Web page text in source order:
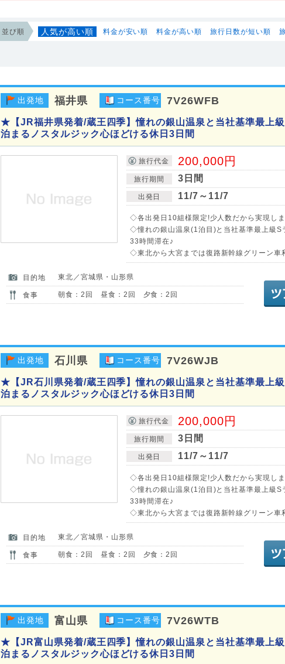
並び順 人気が高い順 料金が安い順 料金が高い順 旅行日数が短い順
出発地 福井県 コース番号 7V26WFB
★【JR福井県発着/蔵王四季】憧れの銀山温泉と当社基準最上
泊まるノスタルジック心ほどける休日3日間
旅行代金 200,000円
旅行期間 3日間
出発日 11/7～11/7
◇各出発日10組様限定!少人数だから実現し
◇憧れの銀山温泉(1泊目)と当社基準最上級S
33時間滞在♪
◇東北から大宮までは復路新幹線グリーン
目的地 東北／宮城県・山形県
食事 朝食：2回 昼食：2回 夕食：2回
出発地 石川県 コース番号 7V26WJB
★【JR石川県発着/蔵王四季】憧れの銀山温泉と当社基準最上
泊まるノスタルジック心ほどける休日3日間
旅行代金 200,000円
旅行期間 3日間
出発日 11/7～11/7
◇各出発日10組様限定!少人数だから実現し
◇憧れの銀山温泉(1泊目)と当社基準最上級S
33時間滞在♪
◇東北から大宮までは復路新幹線グリーン
目的地 東北／宮城県・山形県
食事 朝食：2回 昼食：2回 夕食：2回
出発地 富山県 コース番号 7V26WTB
★【JR富山県発着/蔵王四季】憧れの銀山温泉と当社基準最上
泊まるノスタルジック心ほどける休日3日間